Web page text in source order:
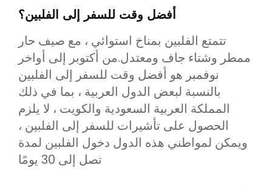
أفضل وقت للسفر إلى الفلبين؟
تتمتع الفلبين بمناخ استوائي ، مع صيف حار
ممطر وشتاء جاف ومعتدل.من أكتوبر إلى أواخر
نوفمبر هو أفضل وقت للسفر إلى الفلبين
بالنسبة لبعض الدول العربية ، بما في ذلك
المملكة العربية السعودية والكويت ، لا يلزم
الحصول على تأشيرات للسفر إلى الفلبين ،
ويمكن لمواطني هذه الدول دخول الفلبين لمدة
تصل إلى 30 يومًا